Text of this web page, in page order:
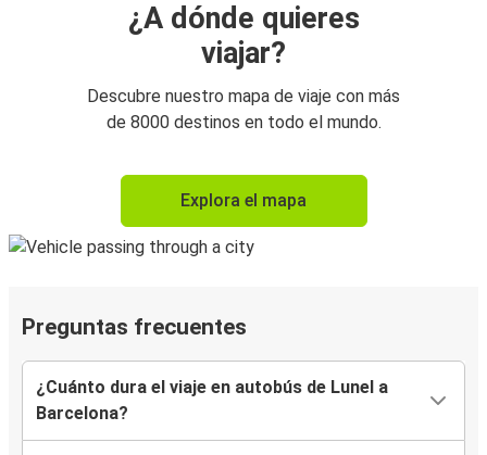
¿A dónde quieres
viajar?
Descubre nuestro mapa de viaje con más
de 8000 destinos en todo el mundo.
Explora el mapa
Preguntas frecuentes
¿Cuánto dura el viaje en autobús de Lunel a
Barcelona?